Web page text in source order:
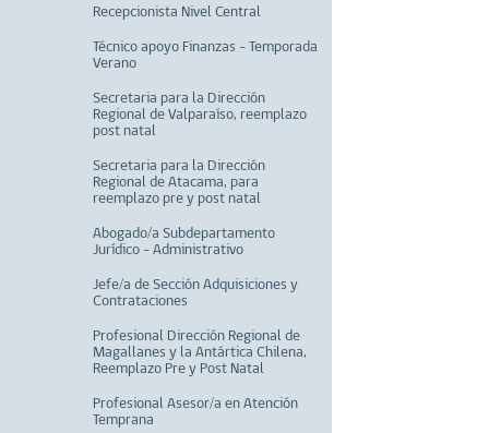
Recepcionista Nivel Central
Técnico apoyo Finanzas - Temporada
Verano
Secretaria para la Dirección
Regional de Valparaíso, reemplazo
post natal
Secretaria para la Dirección
Regional de Atacama, para
reemplazo pre y post natal
Abogado/a Subdepartamento
Jurídico - Administrativo
Jefe/a de Sección Adquisiciones y
Contrataciones
Profesional Dirección Regional de
Magallanes y la Antártica Chilena,
Reemplazo Pre y Post Natal
Profesional Asesor/a en Atención
Temprana